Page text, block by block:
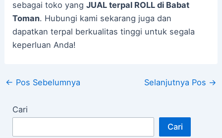
sebagai toko yangJUAL terpal ROLL di Babat
Toman. Hubungi kami sekarang juga dan
dapatkan terpal berkualitas tinggi untuk segala
keperluan Anda!
← Pos Sebelumnya Selanjutnya Pos →
Cari
Cari